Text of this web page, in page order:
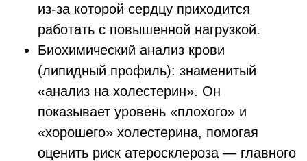
из-за которой сердцу приходится
работать с повышенной нагрузкой.
Биохимический анализ крови
(липидный профиль): знаменитый
«анализ на холестерин». Он
показывает уровень «плохого» и
«хорошего» холестерина, помогая
оценить риск атеросклероза — главного